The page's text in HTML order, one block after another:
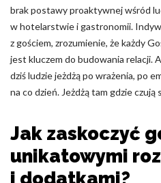
brak postawy proaktywnej wśród
w hotelarstwie i gastronomii.
z gościem, zrozumienie, że każdy
jest kluczem do budowania relacji.
dziś ludzie jeżdżą po wrażenia, po
na co dzień. Jeżdżą tam gdzie czują
Jak zaskoczyć
unikatowymi
i dodatkami?